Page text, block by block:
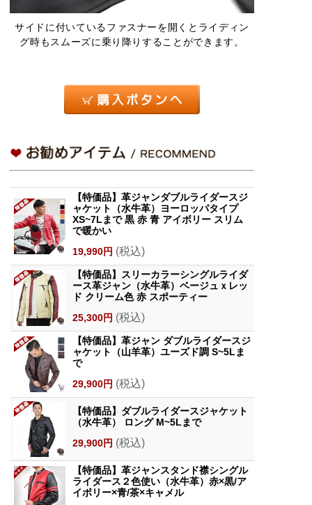
サイドに付いているファスナーを開くとライディン
グ時もスムーズに乗り降りすることができます。
【特価品】革ジャンダブルライダースジ
ャケット（水牛革）ヨーロッパタイプ
XS~7Lまで 黒 赤 青 アイボリー スリム
で暖かい
19,990円 (税込)
【特価品】スリーカラーシングルライダ
ース革ジャン（水牛革）ベージュｘレッ
ド クリーム色 赤 スポーティー
25,300円 (税込)
【特価品】革ジャン ダブルライダースジ
ャケット（山羊革）ユーズド調 S~5Lま
で
29,900円 (税込)
【特価品】ダブルライダースジャケット
（水牛革） ロング M~5Lまで
29,900円 (税込)
【特価品】革ジャンスタンド襟シングル
ライダース２色使い（水牛革）赤×黒/ア
イボリー×青/茶×キャメル